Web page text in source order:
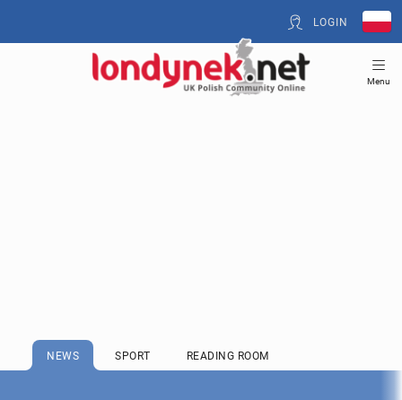
LOGIN
Menu
NEWS SPORT READING ROOM